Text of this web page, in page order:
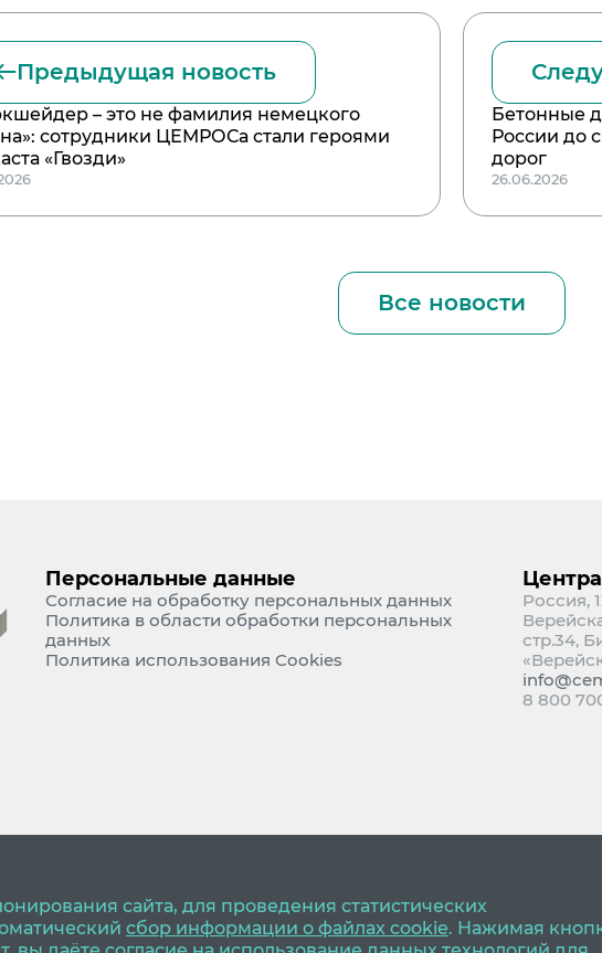
Предыдущая новость
– это не фамилия немецкого
сотрудники ЦЕМРОСа стали героями
«Гвозди»
Бетонные
России до
дорог
26.06.2026
Все новости
Персональные данные
Согласие на обработку персональных данных
Политика в области обработки персональных
данных
Политика использования Cookies
Россия,
стр.34,
8 800
сайта, для проведения статистических
сбор информации о файлах cookie. Нажимая